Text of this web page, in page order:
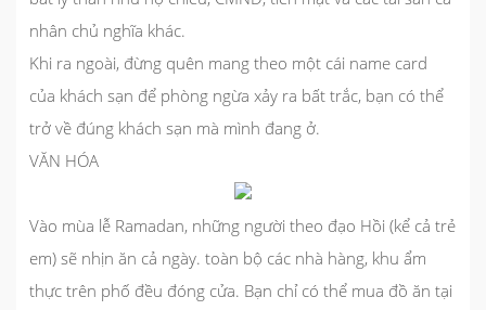
nhân chủ nghĩa khác.
Khi ra ngoài, đừng quên mang theo một cái name card
của khách sạn để phòng ngừa xảy ra bất trắc, bạn có thể
trở về đúng khách sạn mà mình đang ở.
VĂN HÓA
Vào mùa lễ Ramadan, những người theo đạo Hồi (kể cả trẻ
em) sẽ nhịn ăn cả ngày. toàn bộ các nhà hàng, khu ẩm
thực trên phố đều đóng cửa. Bạn chỉ có thể mua đồ ăn tại